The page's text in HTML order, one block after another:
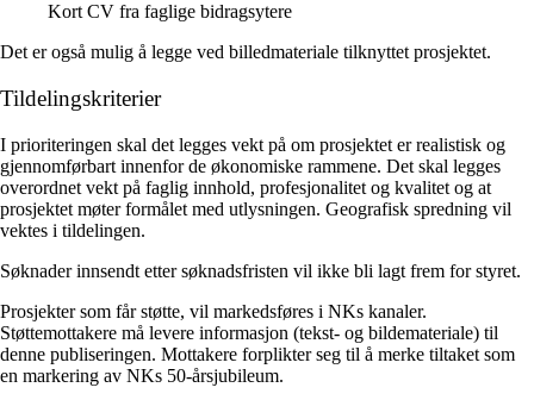
Kort CV fra faglige bidragsytere
Det er også mulig å legge ved billedmateriale tilknyttet prosjektet.
Tildelingskriterier
I prioriteringen skal det legges vekt på om prosjektet er realistisk og
gjennomførbart innenfor de økonomiske rammene. Det skal legges
overordnet vekt på faglig innhold, profesjonalitet og kvalitet og at
prosjektet møter formålet med utlysningen. Geografisk spredning vil
vektes i tildelingen.
Søknader innsendt etter søknadsfristen vil ikke bli lagt frem for styret.
Prosjekter som får støtte, vil markedsføres i NKs kanaler.
Støttemottakere må levere informasjon (tekst- og bildemateriale) til
denne publiseringen. Mottakere forplikter seg til å merke tiltaket som
en markering av NKs 50-årsjubileum.